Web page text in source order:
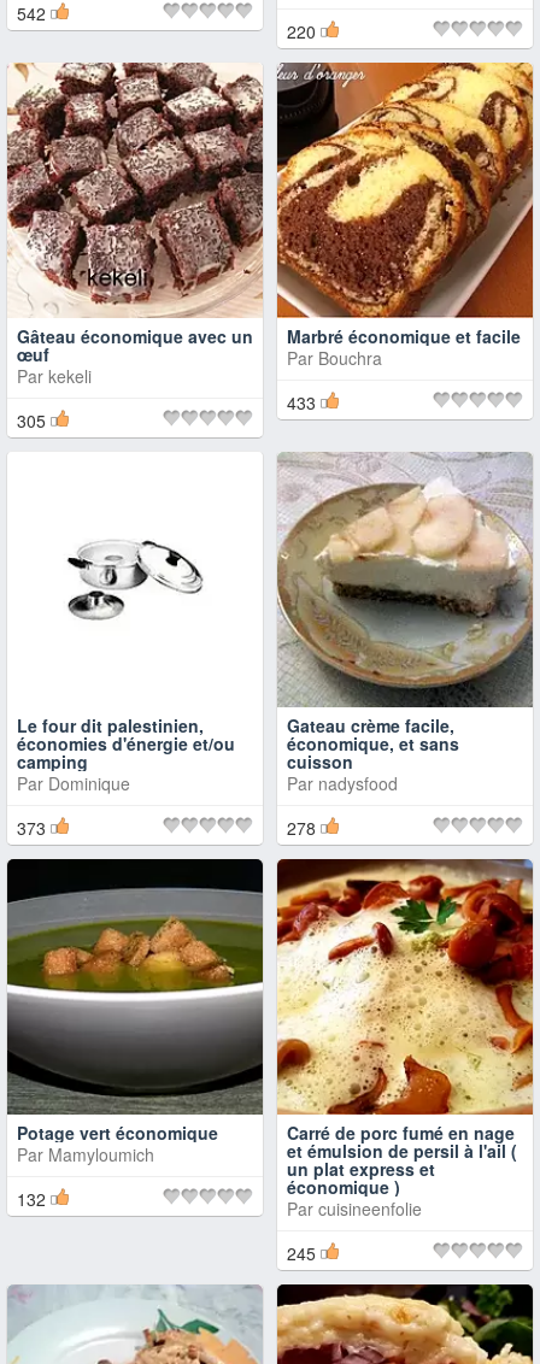
542
220
Gâteau économique avec un
œuf
Par kekeli
305
Marbré économique et facile
Par Bouchra
433
Le four dit palestinien,
économies d'énergie et/ou
camping
Par Dominique
373
Gateau crème facile,
économique, et sans
cuisson
Par nadysfood
278
Potage vert économique
Par Mamyloumich
132
Carré de porc fumé en nage
et émulsion de persil à l'ail (
un plat express et
économique )
Par cuisineenfolie
245